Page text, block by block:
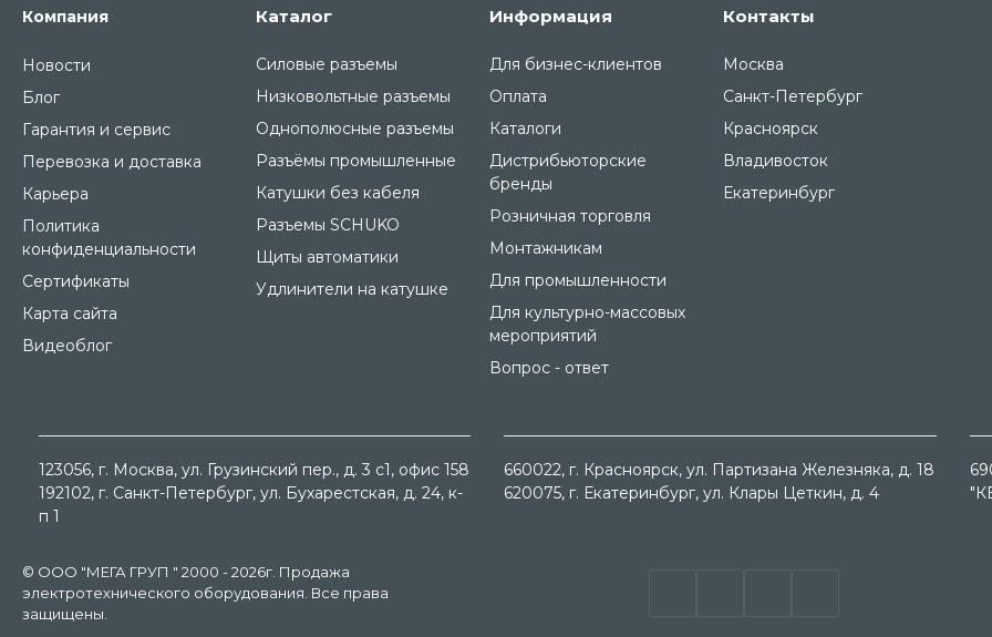
Компания
Новости
Блог
Гарантия и сервис
Перевозка и доставка
Карьера
Политика
конфиденциальности
Сертификаты
Карта сайта
Видеоблог
Каталог
Силовые разъемы
Низковольтные разъемы
Однополюсные разъемы
Разъёмы промышленные
Катушки без кабеля
Разъемы SCHUKO
Щиты автоматики
Удлинители на катушке
Информация
Для бизнес-клиентов
Оплата
Каталоги
Дистрибьюторские
бренды
Розничная торговля
Монтажникам
Для промышленности
Для культурно-массовых
мероприятий
Вопрос - ответ
Контакты
Москва
Санкт-Петербург
Красноярск
Владивосток
Екатеринбург
123056, г. Москва, ул. Грузинский пер., д. 3 c1, офис 158
192102, г. Санкт-Петербург, ул. Бухарестская, д. 24, к-
п 1
660022, г. Красноярск, ул. Партизана Железняка, д. 18
620075, г. Екатеринбург, ул. Клары Цеткин, д. 4
© ООО "МЕГА ГРУП " 2000 - 2026г. Продажа
электротехнического оборудования. Все права
защищены.